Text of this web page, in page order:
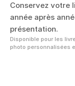
Conservez votre
année après
présentation.
Disponible pour les
photo personnalisées